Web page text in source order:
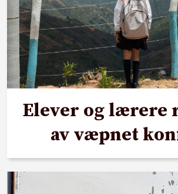
Elever og lærere
av væpnet